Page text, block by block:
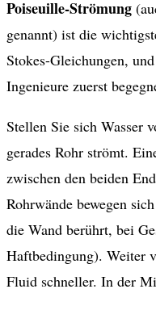
Poiseuille-Strömung
genannt) ist die
Stokes-Gleichungen,
Ingenieure zuerst
Stellen Sie sich Wasser
gerades Rohr strömt.
zwischen den beiden
Rohrwände bewegen
die Wand berührt, bei
Haftbedingung). Weiter
Fluid schneller. In der